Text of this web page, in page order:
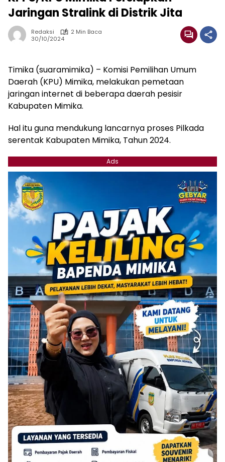
Jaringan Stralink di Distrik Jita
Redaksi
2 Min Baca
30/10/2024
Timika (suaramimika) – Komisi Pemilihan Umum
Daerah (KPU) Mimika, melakukan pemetaan
jaringan internet di beberapa daerah pesisir
Kabupaten Mimika.
Hal itu guna mendukung lancarnya proses Pilkada
serentak Kabupaten Mimika, Tahun 2024.
Ads